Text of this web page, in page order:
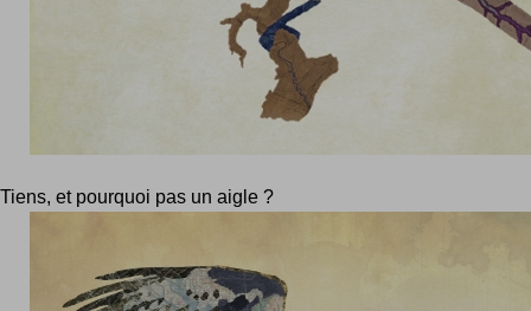
Tiens, et pourquoi pas un aigle ?